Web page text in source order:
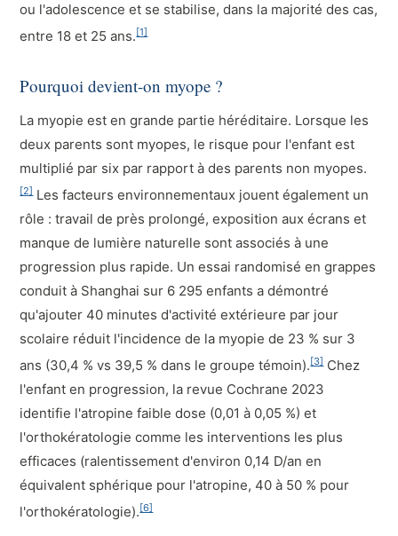
ou l'adolescence et se stabilise, dans la majorité des cas,
entre 18 et 25 ans.[1]
Pourquoi devient-on myope ?
La myopie est en grande partie héréditaire. Lorsque les
deux parents sont myopes, le risque pour l'enfant est
multiplié par six par rapport à des parents non myopes.
[2]Les facteurs environnementaux jouent également un
rôle : travail de près prolongé, exposition aux écrans et
manque de lumière naturelle sont associés à une
progression plus rapide. Un essai randomisé en grappes
conduit à Shanghai sur 6 295 enfants a démontré
qu'ajouter 40 minutes d'activité extérieure par jour
scolaire réduit l'incidence de la myopie de 23 % sur 3
ans (30,4 % vs 39,5 % dans le groupe témoin).[3]Chez
l'enfant en progression, la revue Cochrane 2023
identifie l'atropine faible dose (0,01 à 0,05 %) et
l'orthokératologie comme les interventions les plus
efficaces (ralentissement d'environ 0,14 D/an en
équivalent sphérique pour l'atropine, 40 à 50 % pour
l'orthokératologie).[6]